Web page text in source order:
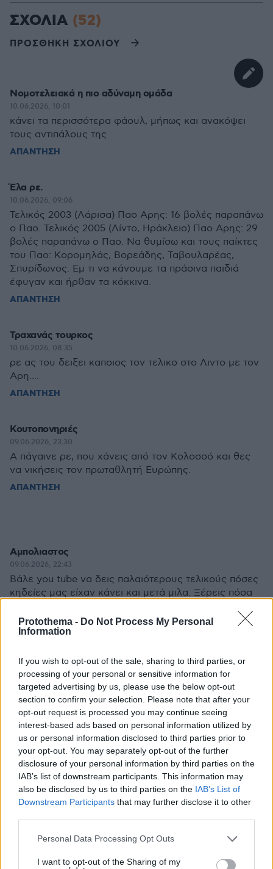
Protothema - Do Not Process My Personal
Information
If you wish to opt-out of the sale, sharing to third parties, or
processing of your personal or sensitive information for
targeted advertising by us, please use the below opt-out
section to confirm your selection. Please note that after your
opt-out request is processed you may continue seeing
interest-based ads based on personal information utilized by
us or personal information disclosed to third parties prior to
your opt-out. You may separately opt-out of the further
disclosure of your personal information by third parties on the
IAB’s list of downstream participants. This information may
also be disclosed by us to third parties on the IAB’s List of
Downstream Participants that may further disclose it to other
Please note that this website/app uses one or more Google
not limited to your visit or usage behaviour. You may click to
Personal Data Processing Opt Outs
I want to opt-out of the Sharing of my
ΣΧΟΛΙΑ (52)
ΠΡΟΣΘΗΚΗ ΣΧΟΛΙΟΥ
Νομοτελειακά η πιο αδύναμη ομάδα
10.06.2026, 10:01
κάνει τα περισσότερα φάουλ, μήπως και ανακόψει
τους αντιπάλους της
ΑΠΑΝΤΗΣΗ
Έλα ρε.
10.06.2026, 09:06
Τελικός 2003 (Λάρισα) Παο Αρης: 16 βολές παραπάνω
ο Παο. Τελικός 2005 (Λίντο, Ηράκλειο) Παο Αρης: 29
βολές παραπάνω ο Παο. Να θυμίσω και τους παίκτες
του Παο: Κορομηλάς, Βορεάδης, Ταβουλαρέας,
Σπυρίδωνος. Εμ τι να κάνουμε τα πράσινα παιδιά
έφυγαν και ήρθαν τα κόκκινα.
ΑΠΑΝΤΗΣΗ
Τραχανάς τουρκος
10.06.2026, 08:35
ρε ας του δειξει καποιος τον τελικο στο Λιντο με τον
Αρη....
ΑΠΑΝΤΗΣΗ
Κουτοπονηριές
09.06.2026, 23:30
A πάγαινε ρε, που χάνεις από τον Κολοσσό και θες
να νικήσεις τον πρωταθλητή Ευρώπης.
ΑΠΑΝΤΗΣΗ
Αμπολιαστος
09.06.2026, 22:43
Βάλε you tube να δεις παλαιότερους τελικούς πόσες
κηδείες μας είχαν κάνει και μετά μιλα. Ξέρεις πόσα
άσχετε άρα διπλές επιθέσεις. Οι Βαζελακοπουλοι μας
τελείωσαν. Πάτε Α2 αν έχετε παράπονα.
Προφανώς
09.06.2026, 22:30
γνωρίζει αλλά πετάει λάσπη στον ανεμιστήρα. Οι
βολές δεν μπαίνουν σε ζυγαριά, εξαρτώνται από τον
τρόπο παιχνιδιού της κάθε ομάδας. Όταν έχεις τέτοια
διαφορά στα επιθετικά ριμπάουντ οφείλεις να
γνωρίζεις ότι τις περισσότερες φορές αυτά
μεταφράζονται σε βολές. Ο Ολυμπιακός επιδιώκει τις
επαφές και είναι λογικό να παίρνει βολές. Καλό θα
ήταν να βλέπαμε τα στατιστικά στο σύνολο των
φάουλ για κάθε ομάδα.
ΑΠΑΝΤΗΣΗ